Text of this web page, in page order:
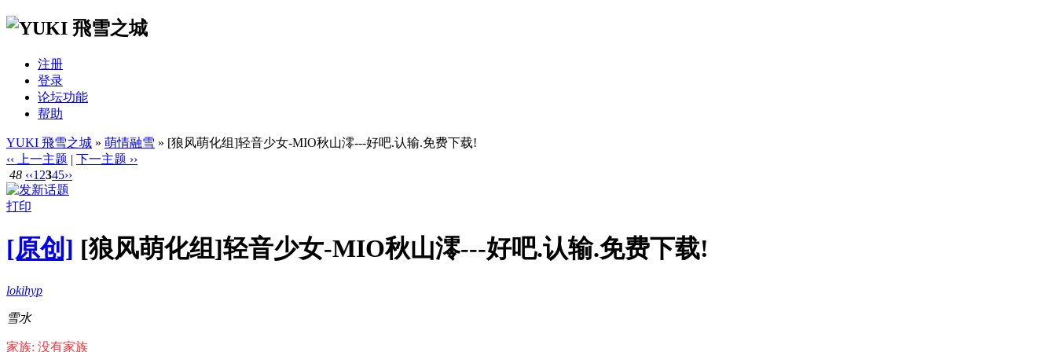
注册
登录
论坛功能
帮助
YUKI 飛雪之城 » 萌情融雪 » [狼风萌化组]轻音少女-MIO秋山澪---好吧.认输.免费下载!
‹‹ 上一主题 | 下一主题 ››
48 ‹‹1 2345››
打印
[原创] [狼风萌化组]轻音少女-MIO秋山澪---好吧.认输.免费下载!
lokihyp
雪水
家族: 没有家族